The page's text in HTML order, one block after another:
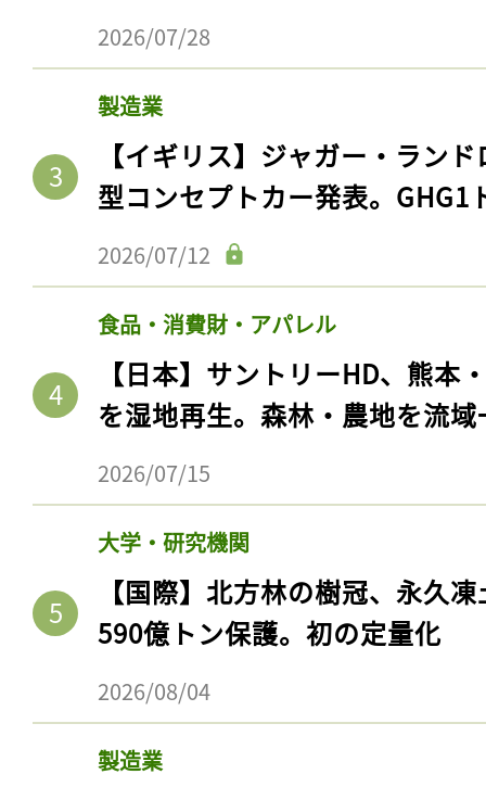
2026/07/28
製造業
【イギリス】ジャガー・ラン
型コンセプトカー発表。GHG1
2026/07/12
食品・消費財・アパレル
【日本】サントリーHD、熊本
を湿地再生。森林・農地を流
2026/07/15
大学・研究機関
【国際】北方林の樹冠、永久
590億トン保護。初の定量化
2026/08/04
製造業